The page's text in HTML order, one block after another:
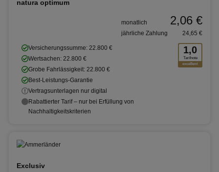
natura optimum
1,0
Tarifnote
excellent
Versicherungssumme: 22.800 €
Wertsachen: 22.800 €
Grobe Fahrlässigkeit: 22.800 €
Best-Leistungs-Garantie
Vertragsunterlagen nur digital
Rabattierter Tarif – nur bei Erfüllung von
Nachhaltigkeitskriterien
monatlich 2,06 €
jährliche Zahlung 24,65 €
Exclusiv